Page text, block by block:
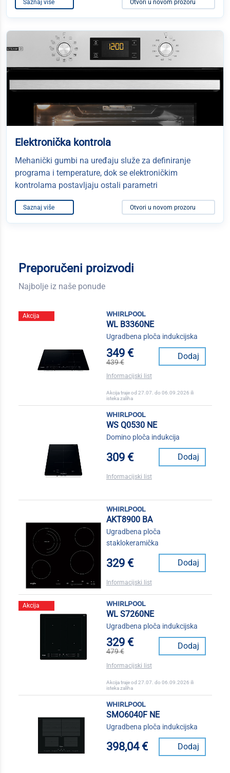
Saznaj više Otvori u novom prozoru
Elektronička kontrola
Mehanički gumbi na uređaju služe za definiranje
programa i temperature, dok se elektroničkim
kontrolama postavljaju ostali parametri
Saznaj više Otvori u novom prozoru
Preporučeni proizvodi
Najbolje iz naše ponude
Akcija
whirlpool
WL B3360NE
Ugradbena ploča indukcijska
349 €
439 €
Dodaj
Informacijski list
Akcija traje od 27.07. do 06.09.2026 ili
isteka zaliha
whirlpool
WS Q0530 NE
Domino ploča indukcija
309 € Dodaj
Informacijski list
whirlpool
AKT8900 BA
Ugradbena ploča
staklokeramička
329 € Dodaj
Informacijski list
Akcija
whirlpool
WL S7260NE
Ugradbena ploča indukcijska
329 €
479 €
Dodaj
Informacijski list
Akcija traje od 27.07. do 06.09.2026 ili
isteka zaliha
whirlpool
SMO6040F NE
Ugradbena ploča indukcijska
398,04 € Dodaj